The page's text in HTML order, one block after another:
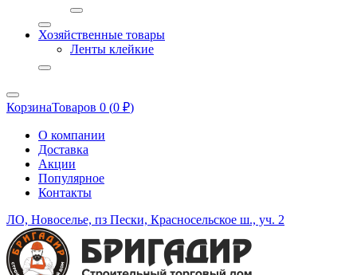
Хозяйственные товары
Ленты клейкие
КорзинаТоваров 0 (0 ₽)
О компании
Доставка
Акции
Популярное
Контакты
ЛО, Новоселье, пз Пески, Красносельское ш., уч. 2